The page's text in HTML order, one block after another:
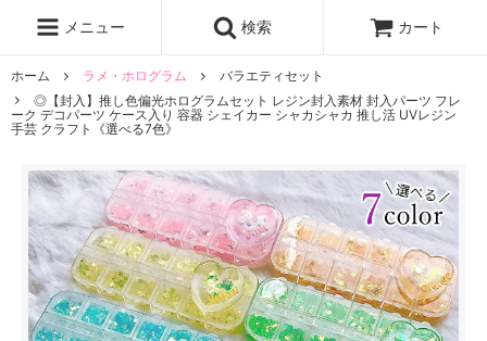
メニュー 検索 カート
ホーム ラメ・ホログラム
バラエティセット
◎【封入】推し色偏光ホログラムセット レジン封入素材 封入パーツ フレ
ーク デコパーツ ケース入り 容器 シェイカー シャカシャカ 推し活 UVレジン
手芸 クラフト《選べる7色》